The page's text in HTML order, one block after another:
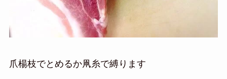
爪楊枝でとめるか凧糸で縛ります